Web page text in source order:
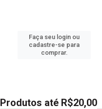
Faça seu login ou
cadastre-se para
comprar.
Produtos até R$20,00